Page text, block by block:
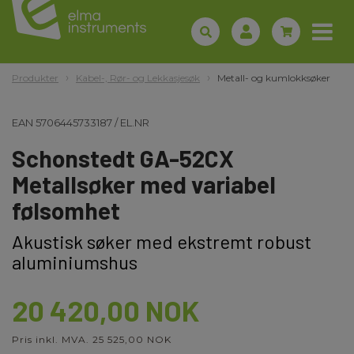
Produkter Kabel-, Rør- og Lekkasjesøk Metall- og kumlokksøker
EAN 5706445733187/EL.NR
Schonstedt GA-52CX
Metallsøker med variabel
følsomhet
Akustisk søker med ekstremt robust
aluminiumshus
20 420,00 NOK
Pris inkl. MVA. 25 525,00 NOK